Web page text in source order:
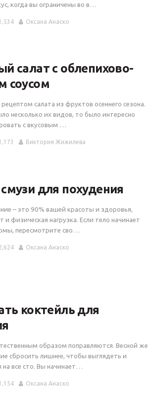
когда вы ограничены во в…
Оксана Анаско
салат с облепихово-
соусом
салата из фруктов осеннего сезона.
несколько их видов, то было интересно
с вкусовым …
Виктория Жижилева
для похудения
– это 90% вашей красоты и здоровья,
и физическая нагрузка. Если тело начинает
пересмотрите сво…
Оксана Анаско
коктейль для
образом поправляются. Весной же
сбросить лишнее, чтобы выглядеть и
на все сто. Вы начинает…
Оксана Анаско